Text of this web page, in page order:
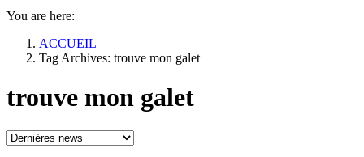
You are here:
ACCUEIL
Tag Archives: trouve mon galet
trouve mon galet